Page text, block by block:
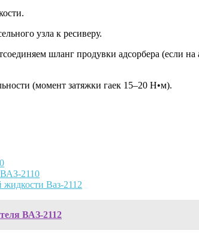
узла к ресиверу.
шланг продувки адсорбера (если на
(момент затяжки гаек 15–20 Н•м).
2110
Ваз-2112
ВАЗ-2112